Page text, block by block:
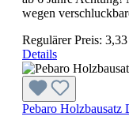
wegen
Regulärer Preis:
Details
Pebaro Holzbausatz